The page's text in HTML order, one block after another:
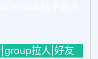
拉人|好友